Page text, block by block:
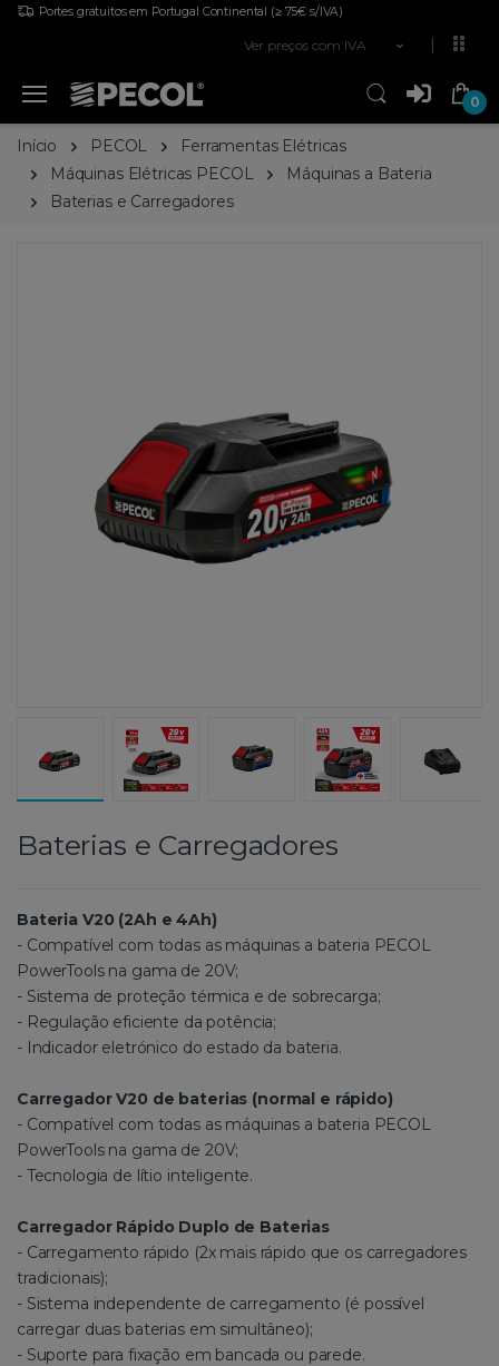
Portes gratuitos em Portugal Continental (≥ 75€ s/IVA)
Ver preços com IVA
0
Início PECOL
Ferramentas Elétricas
Máquinas Elétricas PECOL
Máquinas a Bateria
Baterias e Carregadores
Baterias e Carregadores
Bateria V20 (2Ah e 4Ah)
- Compatível com todas as máquinas a bateria PECOL
PowerTools na gama de 20V;
- Sistema de proteção térmica e de sobrecarga;
- Regulação eficiente da potência;
- Indicador eletrónico do estado da bateria.
Carregador V20 de baterias (normal e rápido)
- Compatível com todas as máquinas a bateria PECOL
PowerTools na gama de 20V;
- Tecnologia de lítio inteligente.
Carregador Rápido Duplo de Baterias
- Carregamento rápido (2x mais rápido que os carregadores
tradicionais);
- Sistema independente de carregamento (é possível
carregar duas baterias em simultâneo);
- Suporte para fixação em bancada ou parede.